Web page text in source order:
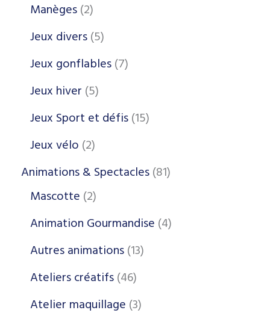
Manèges 2
Jeux divers 5
Jeux gonflables 7
Jeux hiver 5
Jeux Sport et défis 15
Jeux vélo 2
Animations & Spectacles 81
Mascotte 2
Animation Gourmandise 4
Autres animations 13
Ateliers créatifs 46
Atelier maquillage 3